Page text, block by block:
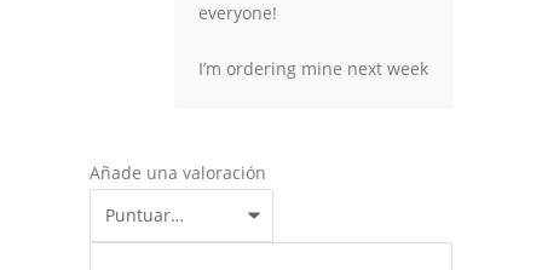
everyone!
I’m ordering mine next week
Añade una valoración